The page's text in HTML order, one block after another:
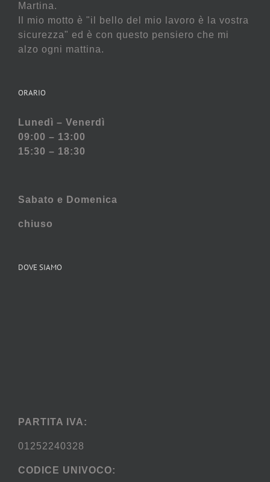
Martina.
Il mio motto è "il bello del mio lavoro è la vostra
sicurezza" ed è con questo pensiero che mi
alzo ogni mattina.
ORARIO
Lunedì – Venerdì
09:00 – 13:00
15:30 – 18:30
Sabato e Domenica
chiuso
DOVE SIAMO
PARTITA IVA:
01252240328
CODICE UNIVOCO: